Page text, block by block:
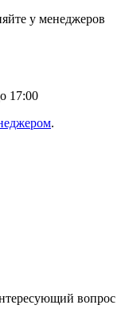
у менеджеров
17:00
.
вопрос